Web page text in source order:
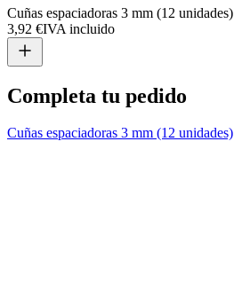
Cuñas espaciadoras 3 mm (12 unidades)
3,92 €IVA incluido
Completa tu pedido
Cuñas espaciadoras 3 mm (12 unidades)